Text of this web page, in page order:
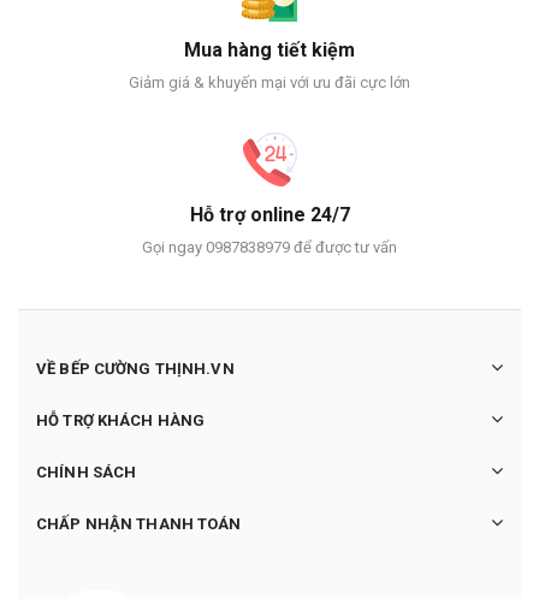
Mua hàng tiết kiệm
Giảm giá & khuyến mại với ưu đãi cực lớn
Hỗ trợ online 24/7
Gọi ngay 0987838979 để được tư vấn
VỀ BẾP CƯỜNG THỊNH.VN
HỖ TRỢ KHÁCH HÀNG
CHÍNH SÁCH
CHẤP NHẬN THANH TOÁN